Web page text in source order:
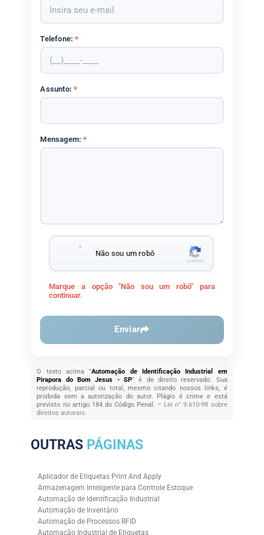
Telefone:*
Assunto:*
Mensagem:*
Não sou um robô
Marque a opção "Não sou um robô" para
continuar.
Enviar
O texto acima "Automação de Identificação Industrial em
Pirapora do Bom Jesus - SP" é de direito reservado. Sua
reprodução, parcial ou total, mesmo citando nossos links, é
proibida sem a autorização do autor. Plágio é crime e está
previsto no artigo 184 do Código Penal. – Lei n° 9.610-98 sobre
direitos autorais.
OUTRAS PÁGINAS
Aplicador de Etiquetas Print And Apply
Armazenagem Inteligente para Controle Estoque
Automação de Identificação Industrial
Automação de Inventário
Automação de Processos RFID
Automação Industrial de Etiquetas